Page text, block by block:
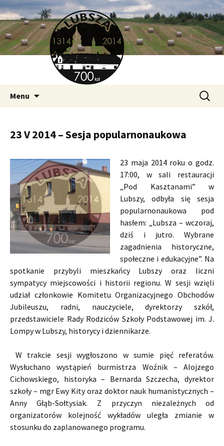
Lubsza.org
700 Lat Lubszy
Menu Szukaj:
23 V 2014 – Sesja popularnonaukowa
23 maja 2014 roku o godz.
17:00, w sali restauracji
„Pod Kasztanami” w
Lubszy, odbyła się sesja
popularnonaukowa pod
hasłem: „Lubsza – wczoraj,
dziś i jutro. Wybrane
zagadnienia historyczne,
społeczne i edukacyjne”. Na
spotkanie przybyli mieszkańcy Lubszy oraz liczni
sympatycy miejscowości i historii regionu. W sesji wzięli
udział członkowie Komitetu Organizacyjnego Obchodów
Jubileuszu, radni, nauczyciele, dyrektorzy szkół,
przedstawiciele Rady Rodziców Szkoły Podstawowej im. J.
Lompy w Lubszy, historycy i dziennikarze.
W trakcie sesji wygłoszono w sumie pięć referatów.
Wysłuchano wystąpień burmistrza Woźnik – Alojzego
Cichowskiego, historyka – Bernarda Szczecha, dyrektor
szkoły – mgr Ewy Kity oraz doktor nauk humanistycznych –
Anny Głąb-Sołtysiak. Z przyczyn niezależnych od
organizatorów kolejność wykładów uległa zmianie w
stosunku do zaplanowanego programu.